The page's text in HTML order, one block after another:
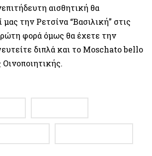
αισθητική θα
την Ρετσίνα “Βασιλική” στις
φορά όμως θα έχετε την
διπλά και το Moschato bello